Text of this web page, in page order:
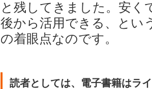
と残してきました。安く
後から活用できる、とい
の着眼点なのです。
読者としては、電子書籍はラ